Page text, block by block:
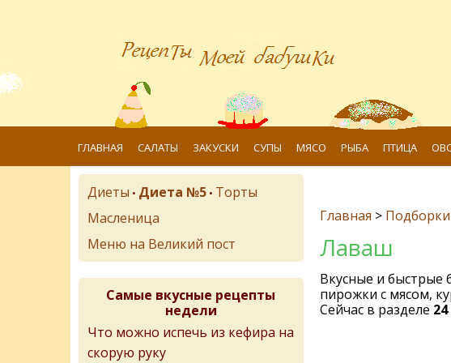
ГЛАВНАЯ САЛАТЫ ЗАКУСКИ СУПЫ МЯСО РЫБА ПТИЦА
Главная >
Лаваш
Вкусные и быстрые
пирожки с мясом,
Сейчас в разделе 24
Диеты • Диета №5 • Торты
Масленица
Меню на Великий пост
Самые вкусные рецепты
недели
Что можно испечь из кефира на
скорую руку